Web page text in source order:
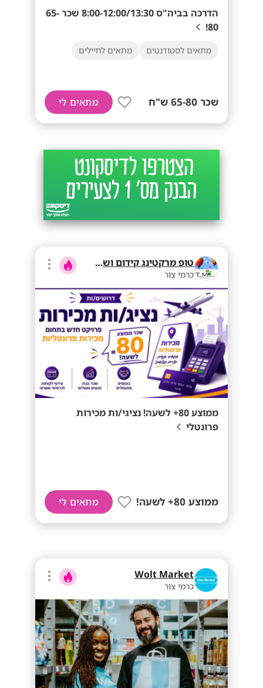
הדרכה בביה"ס 8:00-12:00/13:30 שכר 65-
80!
מתאים לסטודנטים מתאים לחיילים
שכר 65-80 ש"ח מתאים לי
טופ מרקטינג קידום ושיווק בע"מ
כרמי צור
ממוצע 80+ לשעה! נציגי/ות מכירות
פרונטלי
ממוצע 80+ לשעה! מתאים לי
Wolt Market
כרמי צור